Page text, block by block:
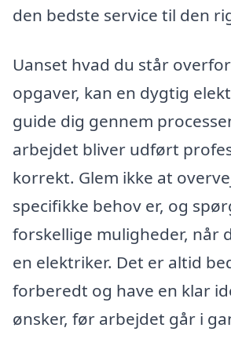
den bedste service til den
Uanset hvad du står
opgaver, kan en dygtig
guide dig gennem
arbejdet bliver udført
korrekt. Glem ikke at
specifikke behov er, og
forskellige muligheder, når
en elektriker. Det er altid
forberedt og have en klar
ønsker, før arbejdet går i